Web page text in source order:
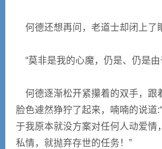
何德还想再问，老道士却闭上了
“莫非是我的心魔，仍是、仍是由
何德逐渐松开紧攥着的双手，跟
脸色遽然狰狞了起来，喃喃的说道
于我原本就没方案对任何人动爱情
私情，就抛弃存世的任务！”